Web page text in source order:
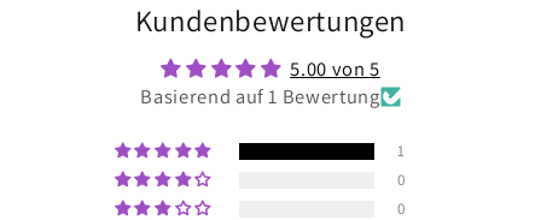
Kundenbewertungen
5.00 von 5
Basierend auf 1 Bewertung
1
0
0